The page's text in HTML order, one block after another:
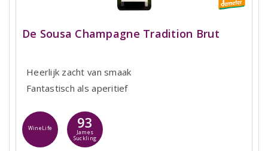
De Sousa Champagne Tradition Brut
Heerlijk zacht van smaak
Fantastisch als aperitief
WineLife 93
James
Suckling